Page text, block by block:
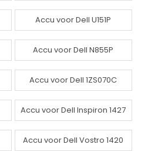
Accu voor Dell U151P
Accu voor Dell N855P
Accu voor Dell 1ZS070C
Accu voor Dell Inspiron 1427
Accu voor Dell Vostro 1420